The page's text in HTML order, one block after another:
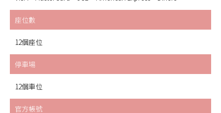
座位數
12個座位
停車場
12個車位
官方帳號